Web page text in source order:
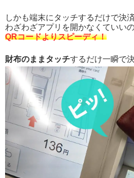
しかも端末にタッチするだけで決
わざわざアプリを開かなくていい
QRコードよりスピーディ！
財布のままタッチするだけ一瞬で